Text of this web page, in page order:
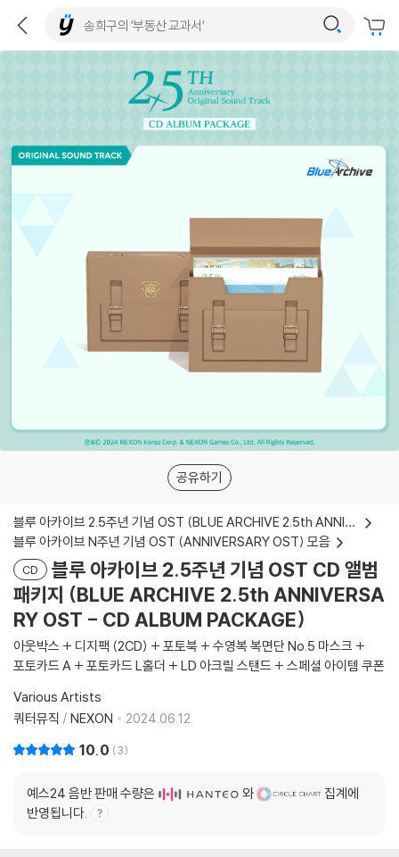
공유하기
블루 아카이브 2.5주년 기념 OST (BLUE ARCHIVE 2.5th ANNIVERSARY OST)
블루 아카이브 N주년 기념 OST (ANNIVERSARY OST) 모음
CD
블루 아카이브 2.5주년 기념 OST CD 앨범
패키지 (BLUE ARCHIVE 2.5th ANNIVERSA
RY OST - CD ALBUM PACKAGE)
아웃박스 + 디지팩 (2CD) + 포토북 + 수영복 복면단 No.5 마스크 +
포토카드 A + 포토카드 L홀더 + LD 아크릴 스탠드 + 스페셜 아이템 쿠폰
Various Artists
쿼터뮤직 / NEXON 2024.06.12.
10.0 3
예스24 음반 판매 수량은 와
집계에
반영됩니다.